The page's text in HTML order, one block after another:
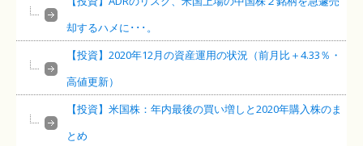
却するハメに･･･。
【投資】2020年12月の資産運用の状況（前月比＋4.33％・
高値更新）
【投資】米国株：年内最後の買い増しと2020年購入株のま
とめ